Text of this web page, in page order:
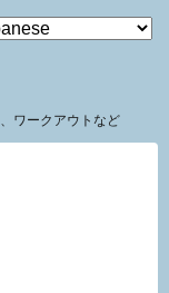
MENU
ワークアウトなど